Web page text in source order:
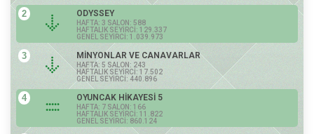
2 ODYSSEY
HAFTA: 3 SALON: 588
HAFTALIK SEYİRCİ: 129.337
GENEL SEYİRCİ: 1.039.973
3 MİNYONLAR VE CANAVARLAR
HAFTA: 5 SALON: 243
HAFTALIK SEYİRCİ: 17.502
GENEL SEYİRCİ: 440.896
4 OYUNCAK HİKAYESİ 5
HAFTA: 7 SALON: 166
HAFTALIK SEYİRCİ: 11.822
GENEL SEYİRCİ: 860.124